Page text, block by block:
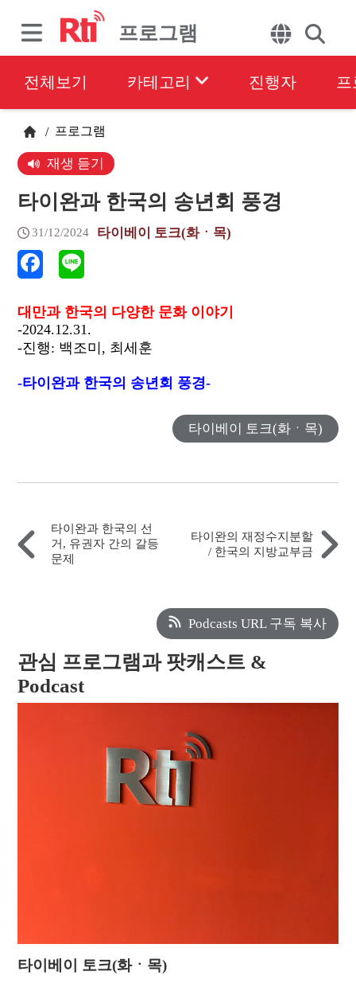
프로그램
전체보기 카테고리 진행자
/ 프로그램
재생 듣기
타이완과 한국의 송년회 풍경
31/12/2024 타이베이 토크(화ㆍ목)
대만과 한국의 다양한 문화 이야기
-2024.12.31.
-진행: 백조미, 최세훈
-타이완과 한국의 송년회 풍경-
타이베이 토크(화ㆍ목)
타이완과 한국의 선
거, 유권자 간의 갈등
문제
타이완의 재정수지분할
/ 한국의 지방교부금
Podcasts URL 구독 복사
관심 프로그램과 팟캐스트 &
Podcast
타이베이 토크(화ㆍ목)